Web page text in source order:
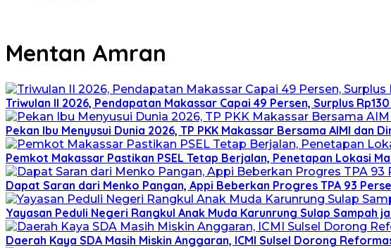
Mentan Amran
Triwulan II 2026, Pendapatan Makassar Capai 49 Persen, Surplus
Pekan Ibu Menyusui Dunia 2026, TP PKK Makassar Bersama AIMI dan
Pemkot Makassar Pastikan PSEL Tetap Berjalan, Penetapan Lokasi
Dapat Saran dari Menko Pangan, Appi Beberkan Progres TPA 93
Yayasan Peduli Negeri Rangkul Anak Muda Karunrung Sulap Sampah
Daerah Kaya SDA Masih Miskin Anggaran, ICMI Sulsel Dorong